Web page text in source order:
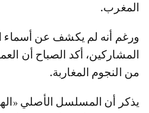
المغرب.
ورغم أنه لم يكشف عن أسماء
المشاركين، أكد الصباح أن
من النجوم المغاربة.
يذكر أن المسلسل الأصلي